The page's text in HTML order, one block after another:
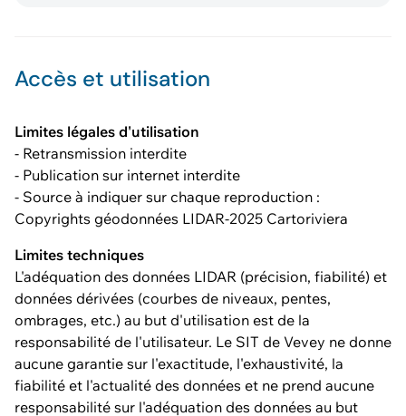
Accès et utilisation
Limites légales d'utilisation
- Retransmission interdite
- Publication sur internet interdite
- Source à indiquer sur chaque reproduction :
Copyrights géodonnées LIDAR-2025 Cartoriviera
Limites techniques
L'adéquation des données LIDAR (précision, fiabilité) et
données dérivées (courbes de niveaux, pentes,
ombrages, etc.) au but d'utilisation est de la
responsabilité de l'utilisateur. Le SIT de Vevey ne donne
aucune garantie sur l'exactitude, l'exhaustivité, la
fiabilité et l'actualité des données et ne prend aucune
responsabilité sur l'adéquation des données au but